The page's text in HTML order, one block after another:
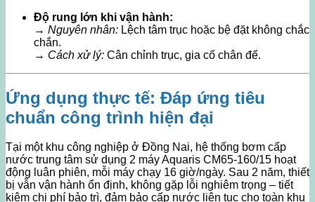
Độ rung lớn khi vận hành:
→ Nguyên nhân: Lệch tâm trục hoặc bệ đặt không chắc
chắn.
→ Cách xử lý: Cân chỉnh trục, gia cố chân đế.
Ứng dụng thực tế: Đáp ứng tiêu
chuẩn công trình hiện đại
Tại một khu công nghiệp ở Đồng Nai, hệ thống bơm cấp
nước trung tâm sử dụng 2 máy Aquaris CM65-160/15 hoạt
động luân phiên, mỗi máy chạy 16 giờ/ngày. Sau 2 năm, thiết
bị vẫn vận hành ổn định, không gặp lỗi nghiêm trọng – tiết
kiệm chi phí bảo trì, đảm bảo cấp nước liên tục cho toàn khu